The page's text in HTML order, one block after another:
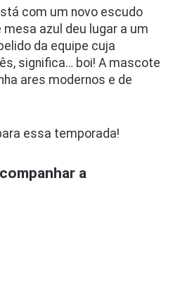
com um novo escudo
azul deu lugar a um
da equipe cuja
significa… boi! A mascote
ares modernos e de
essa temporada!
a